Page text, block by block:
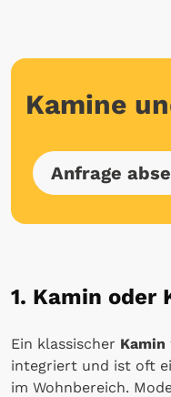
Kamine
Anfrage
1. Kamin oder
Ein klassischer Kamin
integriert und ist oft
im Wohnbereich.